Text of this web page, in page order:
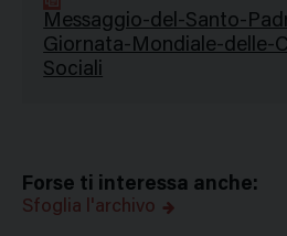
Messaggio-del-Santo-
Giornata-Mondiale-delle-
Sociali
Forse ti interessa anche:
Sfoglia l'archivo